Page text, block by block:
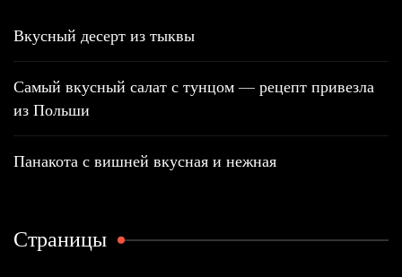
Вкусный десерт из тыквы
Самый вкусный салат с тунцом — рецепт привезла
из Польши
Панакота с вишней вкусная и нежная
Страницы